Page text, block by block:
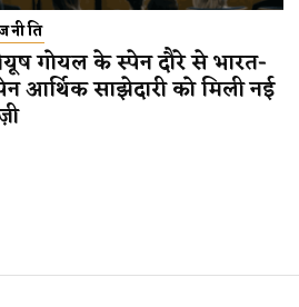
गोयल के स्पेन दौरे से भारत-
आर्थिक साझेदारी को मिली नई